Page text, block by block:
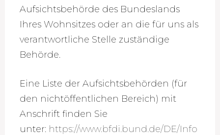
Aufsichtsbehörde des Bundeslands
Ihres Wohnsitzes oder an die für uns als
verantwortliche Stelle zuständige
Behörde.
Eine Liste der Aufsichtsbehörden (für
den nichtöffentlichen Bereich) mit
Anschrift finden Sie
unter: https://www.bfdi.bund.de/DE/Info